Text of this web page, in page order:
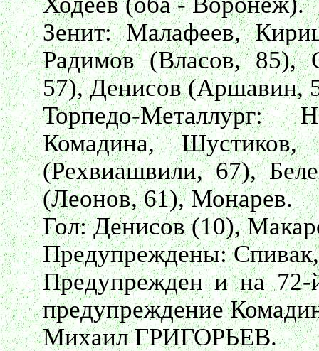
Зенит: Малафеев,
Радимов (Власов, 85),
57), Денисов (Аршавин,
Торпедо-Металлург:
Комадина, Шустиков,
(Рехвиашвили, 67),
(Леонов, 61), Монарев.
Гол: Денисов (10),
Предупреждены:
Предупрежден и на 72-
предупреждение
Михаил ГРИГОРЬЕВ.